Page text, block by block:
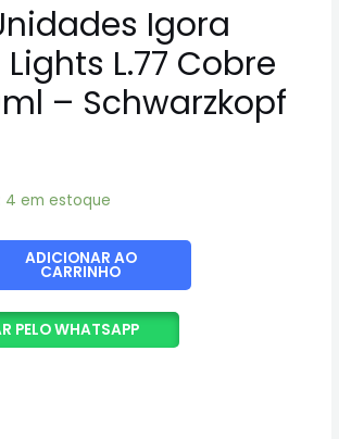
Igora
L.77 Cobre
– Schwarzkopf
4 em estoque
ADICIONAR AO
CARRINHO
PELO WHATSAPP